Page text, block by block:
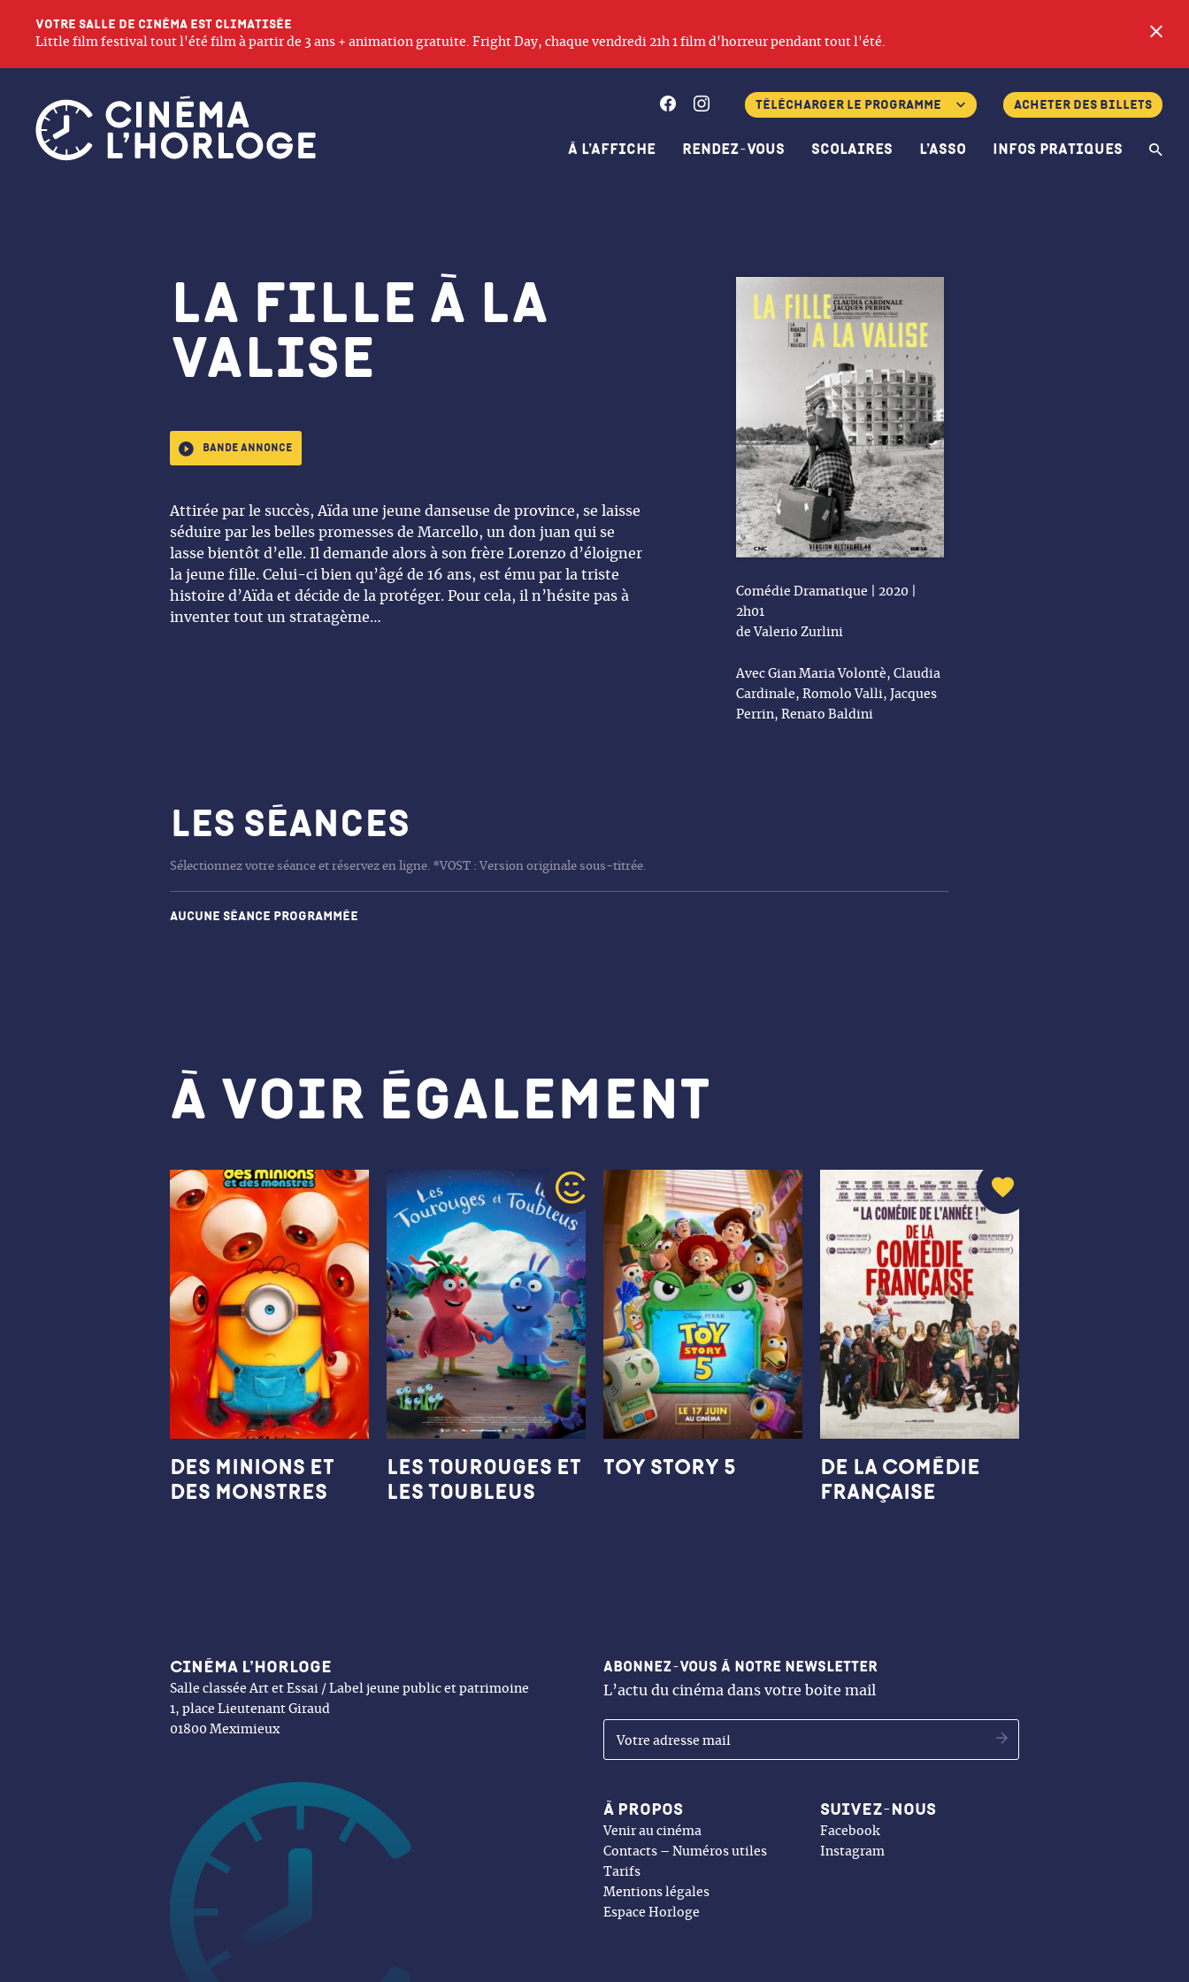
Votre salle de cinéma est climatisée
Little film festival tout l'été film à partir de 3 ans + animation gratuite. Fright Day, chaque vendredi 21h 1 film d'horreur pendant tout l'été.
À l’affiche Rendez-vous Scolaires L’asso Infos pratiques
FacebookInstagramTélécharger le programme Acheter des billets
La Fille à la
valise
Bande annonce
Attirée par le succès, Aïda une jeune danseuse de province, se laisse
séduire par les belles promesses de Marcello, un don juan qui se
lasse bientôt d’elle. Il demande alors à son frère Lorenzo d’éloigner
la jeune fille. Celui-ci bien qu’âgé de 16 ans, est ému par la triste
histoire d’Aïda et décide de la protéger. Pour cela, il n’hésite pas à
inventer tout un stratagème…
Comédie Dramatique | 2020 |
2h01
de Valerio Zurlini
Avec Gian Maria Volontè, Claudia
Cardinale, Romolo Valli, Jacques
Perrin, Renato Baldini
Les séances
Sélectionnez votre séance et réservez en ligne. *VOST : Version originale sous-titrée.
Aucune séance programmée
À voir également
DES MINIONS ET
DES MONSTRES
Les Tourouges et
les Toubleus
TOY STORY 5
DE LA COMÉDIE
FRANÇAISE
Cinéma l’Horloge
Salle classée Art et Essai / Label jeune public et patrimoine
1, place Lieutenant Giraud
01800 Meximieux
Abonnez-vous à notre newsletter
L’actu du cinéma dans votre boite mail
À propos
Venir au cinéma
Contacts – Numéros utiles
Tarifs
Mentions légales
Espace Horloge
Suivez-nous
Facebook
Instagram